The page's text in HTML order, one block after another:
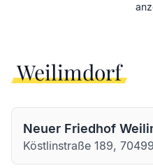
Weilimdorf
Neuer Friedhof
Köstlinstraße 189,